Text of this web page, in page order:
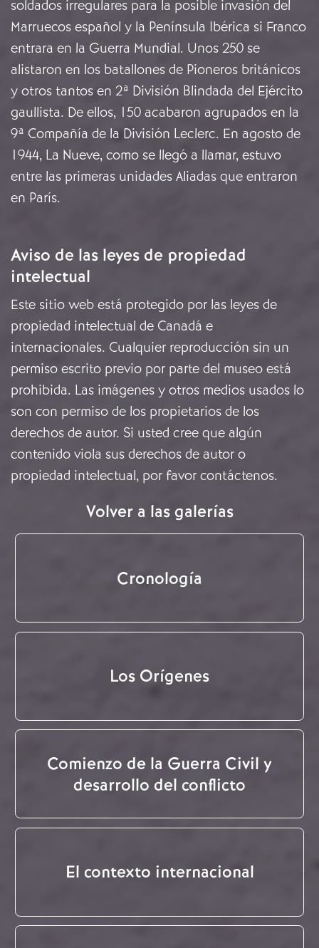
soldados irregulares para la posible invasión del
Marruecos español y la Península Ibérica si Franco
entrara en la Guerra Mundial. Unos 250 se
alistaron en los batallones de Pioneros británicos
y otros tantos en 2ª División Blindada del Ejército
gaullista. De ellos, 150 acabaron agrupados en la
9ª Compañía de la División Leclerc. En agosto de
1944, La Nueve, como se llegó a llamar, estuvo
entre las primeras unidades Aliadas que entraron
en París.
Aviso de las leyes de propiedad
intelectual
Este sitio web está protegido por las leyes de
propiedad intelectual de Canadá e
internacionales. Cualquier reproducción sin un
permiso escrito previo por parte del museo está
prohibida. Las imágenes y otros medios usados lo
son con permiso de los propietarios de los
derechos de autor. Si usted cree que algún
contenido viola sus derechos de autor o
propiedad intelectual, por favor contáctenos.
Volver a las galerías
Cronología
Los Orígenes
Comienzo de la Guerra Civil y
desarrollo del conflicto
El contexto internacional